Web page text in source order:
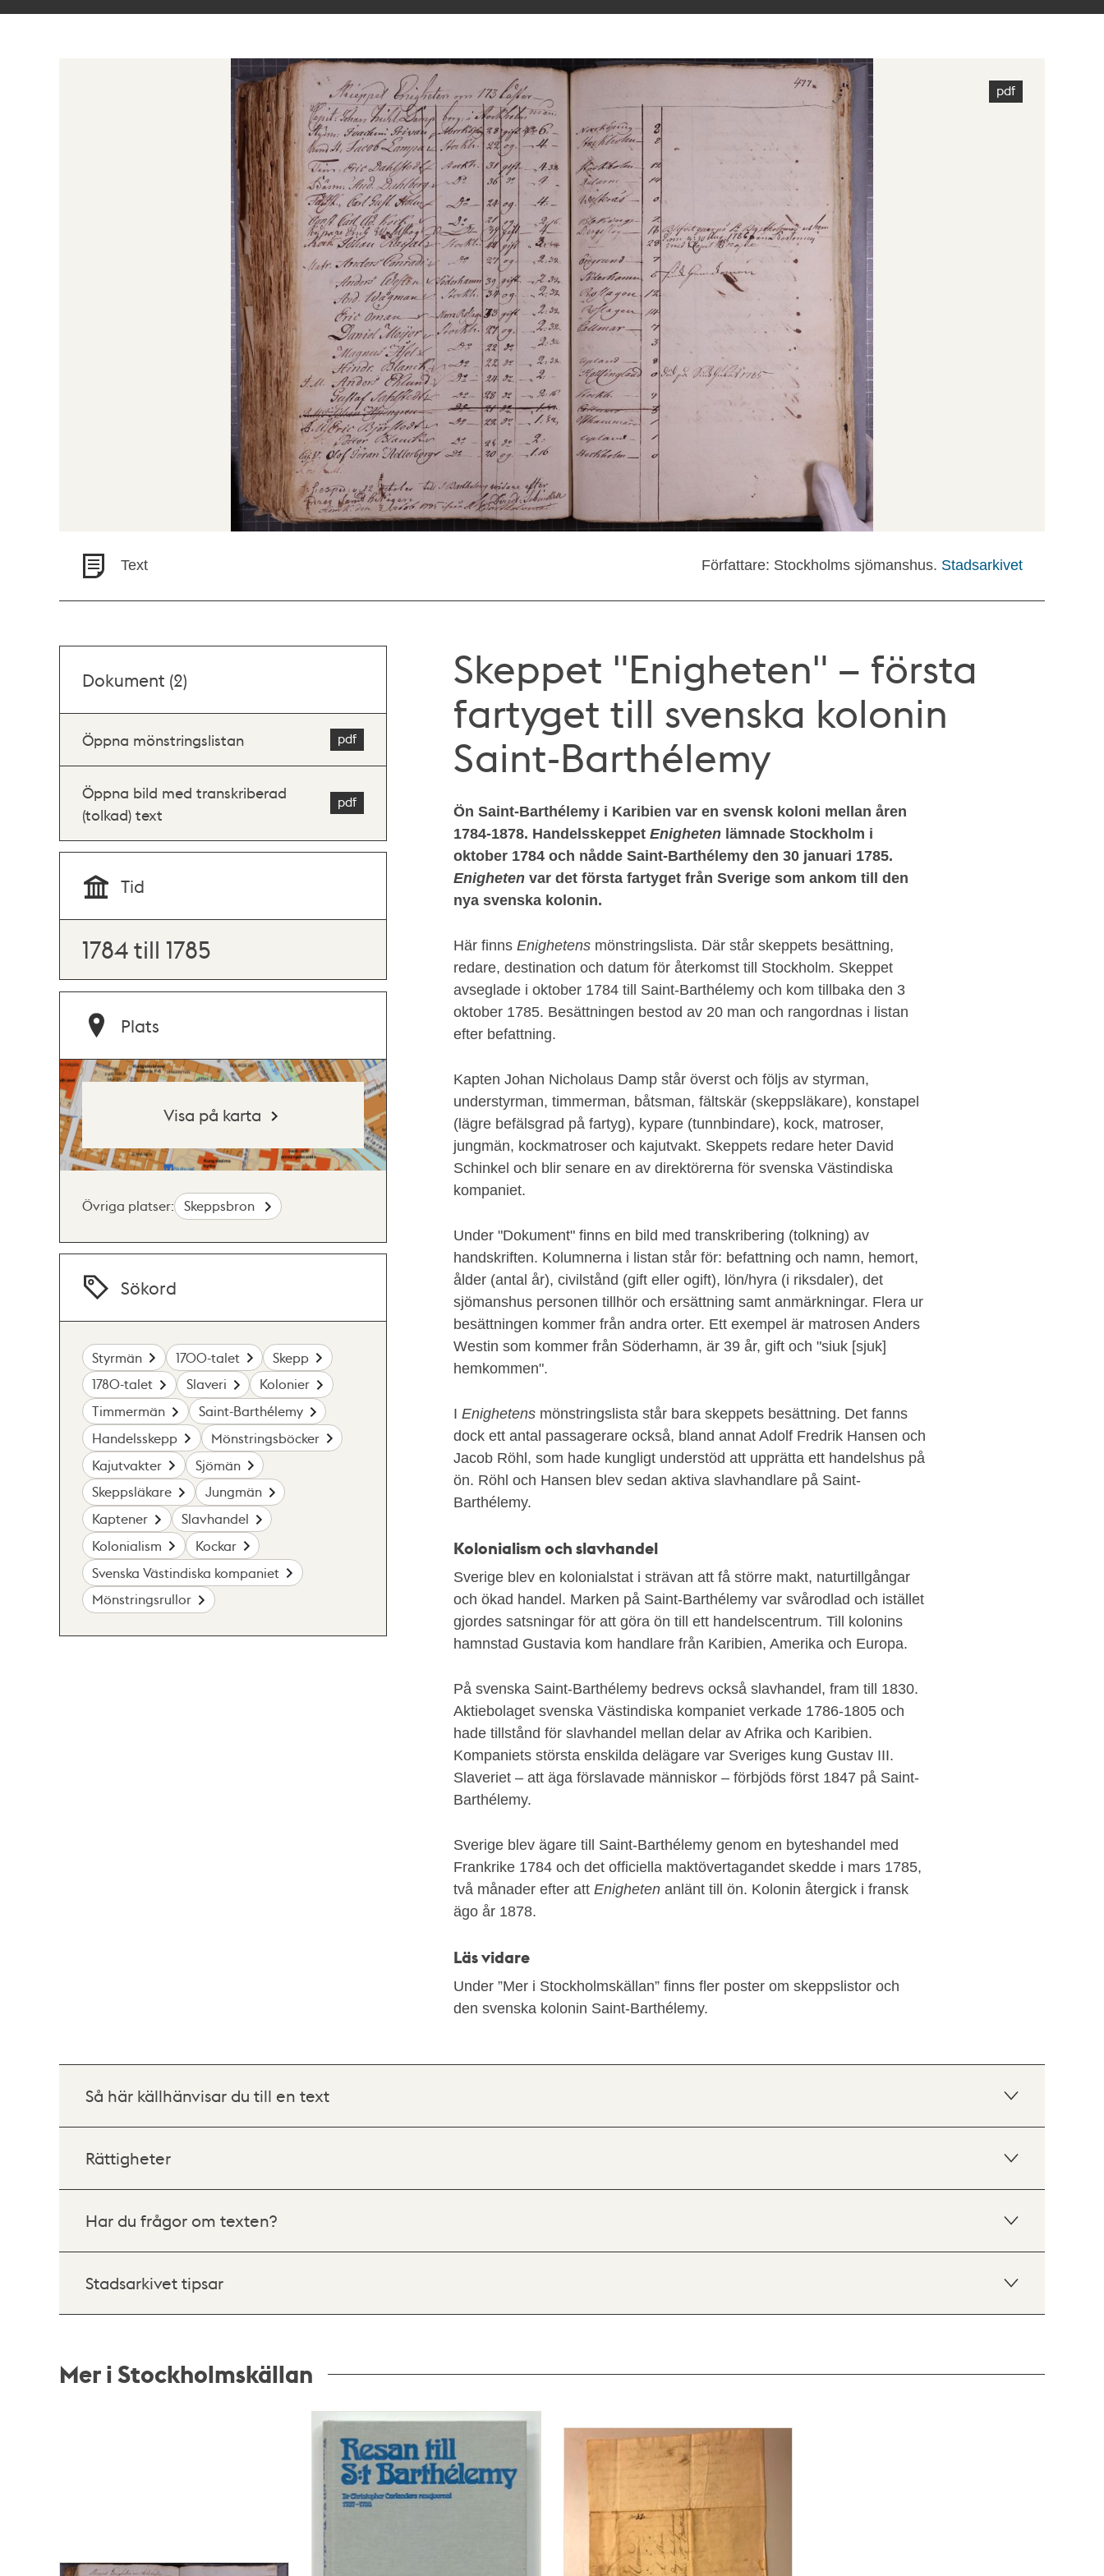
Text Författare: Stockholms sjömanshus. Stadsarkivet
Skeppet "Enigheten" – första
fartyget till svenska kolonin
Saint-Barthélemy
Ön Saint-Barthélemy i Karibien var en svensk koloni mellan åren
1784-1878. Handelsskeppet Enigheten lämnade Stockholm i
oktober 1784 och nådde Saint-Barthélemy den 30 januari 1785.
Enigheten var det första fartyget från Sverige som ankom till den
nya svenska kolonin.
Här finns Enighetens mönstringslista. Där står skeppets besättning,
redare, destination och datum för återkomst till Stockholm. Skeppet
avseglade i oktober 1784 till Saint-Barthélemy och kom tillbaka den 3
oktober 1785. Besättningen bestod av 20 man och rangordnas i listan
efter befattning.
Kapten Johan Nicholaus Damp står överst och följs av styrman,
understyrman, timmerman, båtsman, fältskär (skeppsläkare), konstapel
(lägre befälsgrad på fartyg), kypare (tunnbindare), kock, matroser,
jungmän, kockmatroser och kajutvakt. Skeppets redare heter David
Schinkel och blir senare en av direktörerna för svenska Västindiska
kompaniet.
Under "Dokument" finns en bild med transkribering (tolkning) av
handskriften. Kolumnerna i listan står för: befattning och namn, hemort,
ålder (antal år), civilstånd (gift eller ogift), lön/hyra (i riksdaler), det
sjömanshus personen tillhör och ersättning samt anmärkningar. Flera ur
besättningen kommer från andra orter. Ett exempel är matrosen Anders
Westin som kommer från Söderhamn, är 39 år, gift och "siuk [sjuk]
hemkommen".
I Enighetens mönstringslista står bara skeppets besättning. Det fanns
dock ett antal passagerare också, bland annat Adolf Fredrik Hansen och
Jacob Röhl, som hade kungligt understöd att upprätta ett handelshus på
ön. Röhl och Hansen blev sedan aktiva slavhandlare på Saint-
Barthélemy.
Kolonialism och slavhandel
Sverige blev en kolonialstat i strävan att få större makt, naturtillgångar
och ökad handel. Marken på Saint-Barthélemy var svårodlad och istället
gjordes satsningar för att göra ön till ett handelscentrum. Till kolonins
hamnstad Gustavia kom handlare från Karibien, Amerika och Europa.
På svenska Saint-Barthélemy bedrevs också slavhandel, fram till 1830.
Aktiebolaget svenska Västindiska kompaniet verkade 1786-1805 och
hade tillstånd för slavhandel mellan delar av Afrika och Karibien.
Kompaniets största enskilda delägare var Sveriges kung Gustav III.
Slaveriet – att äga förslavade människor – förbjöds först 1847 på Saint-
Barthélemy.
Sverige blev ägare till Saint-Barthélemy genom en byteshandel med
Frankrike 1784 och det officiella maktövertagandet skedde i mars 1785,
två månader efter att Enigheten anlänt till ön. Kolonin återgick i fransk
ägo år 1878.
Läs vidare
Under ”Mer i Stockholmskällan” finns fler poster om skeppslistor och
den svenska kolonin Saint-Barthélemy.
Dokument (2)
Öppna mönstringslistan
Öppna bild med transkriberad
(tolkad) text
Tid
1784 till 1785
Plats
Visa på karta
Övriga platser: Skeppsbron
Sökord
Styrmän 1700-talet
Skepp
1780-talet
Slaveri
Kolonier
Timmermän
Saint-Barthélemy
Handelsskepp
Mönstringsböcker
Kajutvakter
Sjömän
Skeppsläkare
Jungmän
Kaptener
Slavhandel
Kolonialism
Kockar
Svenska Västindiska kompaniet
Mönstringsrullor
Så här källhänvisar du till en text
Rättigheter
Har du frågor om texten?
Stadsarkivet tipsar
Mer i Stockholmskällan